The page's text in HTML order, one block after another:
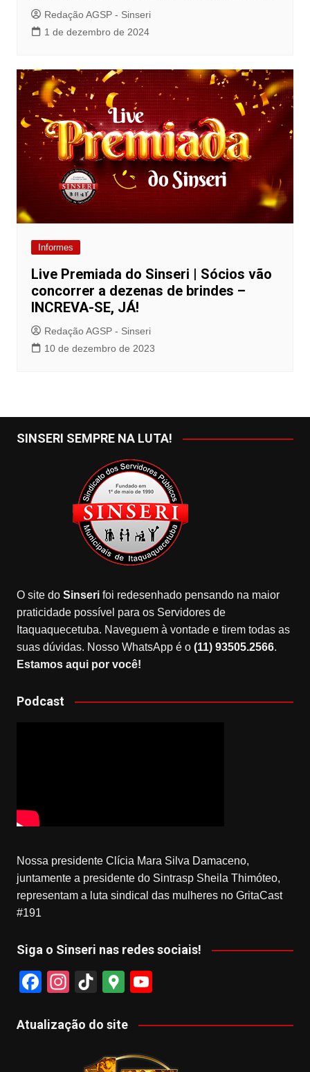
Redação AGSP - Sinseri
1 de dezembro de 2024
Informes
Live Premiada do Sinseri | Sócios vão
concorrer a dezenas de brindes –
INCREVA-SE, JÁ!
Redação AGSP - Sinseri
10 de dezembro de 2023
SINSERI SEMPRE NA LUTA!
O site do Sinserifoi redesenhado pensando na maior
praticidade possível para os Servidores de
Itaquaquecetuba. Naveguem à vontade e tirem todas as
suas dúvidas. Nosso WhatsApp é o (11) 93505.2566.
Estamos aqui por você!
Podcast
Nossa presidente Clícia Mara Silva Damaceno,
juntamente a presidente do Sintrasp Sheila Thimóteo,
representam a luta sindical das mulheres no GritaCast
#191
Siga o Sinseri nas redes sociais!
F
c
In
a
Ti
T
G
o
gl
u
Atualização do site